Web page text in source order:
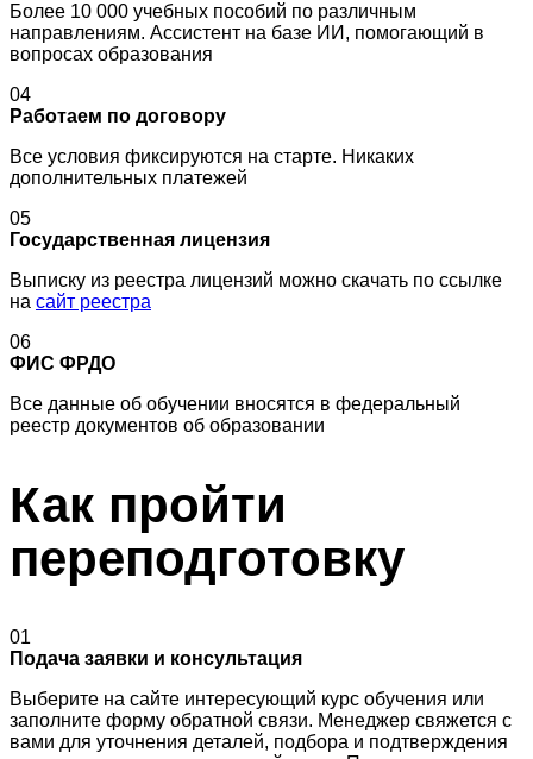
Более 10 000 учебных пособий по различным
направлениям. Ассистент на базе ИИ, помогающий в
вопросах образования
04
Работаем по договору
Все условия фиксируются на старте. Никаких
дополнительных платежей
05
Государственная лицензия
Выписку из реестра лицензий можно скачать по ссылке
на сайт реестра
06
ФИС ФРДО
Все данные об обучении вносятся в федеральный
реестр документов об образовании
Как пройти
переподготовку
01
Подача заявки и консультация
Выберите на сайте интересующий курс обучения или
заполните форму обратной связи. Менеджер свяжется с
вами для уточнения деталей, подбора и подтверждения